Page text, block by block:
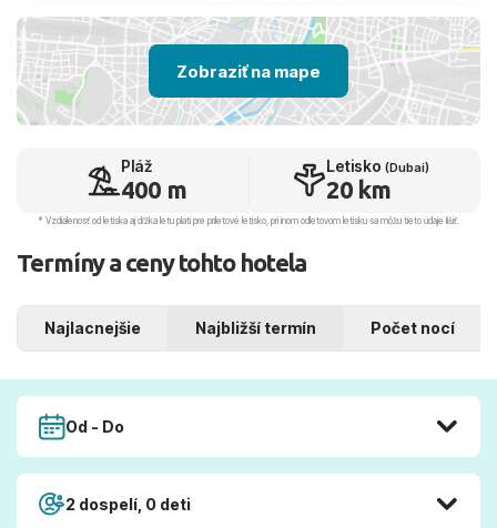
Zobraziť na mape
Pláž
400 m
Letisko (Dubai)
20 km
* Vzdialenosť od letiska aj dľžka letu platí pre príletové letisko, pri inom odletovom letisku sa môžu tieto údaje líšiť.
Termíny a ceny tohto hotela
Najlacnejšie Najbližší termín Počet nocí
Od - Do
2 dospelí, 0 deti